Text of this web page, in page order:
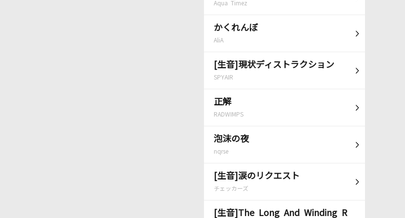
Aqua Timez
かくれんぼ
AliA
[生音]現状ディストラクション
SPYAIR
正解
RADWIMPS
泡沫の夜
nqrse
[生音]涙のリクエスト
チェッカーズ
[生音]The Long And Winding R